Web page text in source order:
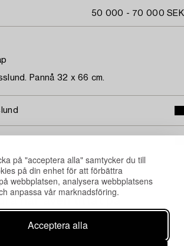
på "acceptera alla" samtycker du till
på din enhet för att förbättra
webbplatsen, analysera webbplatsens
anpassa vår marknadsföring.
Acceptera alla
50 000 - 70 000 SEK
Pannå 32 x 66 cm.